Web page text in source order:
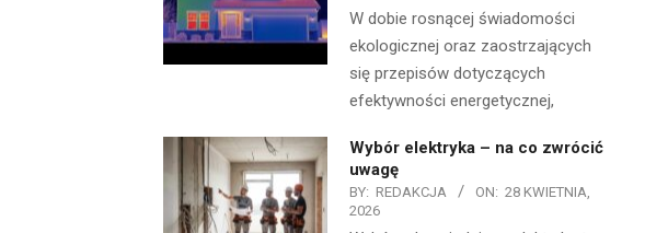
W dobie rosnącej świadomości
ekologicznej oraz zaostrzających
się przepisów dotyczących
efektywności energetycznej,
Wybór elektryka – na co zwrócić
uwagę
BY: REDAKCJA ON: 28 KWIETNIA,
2026